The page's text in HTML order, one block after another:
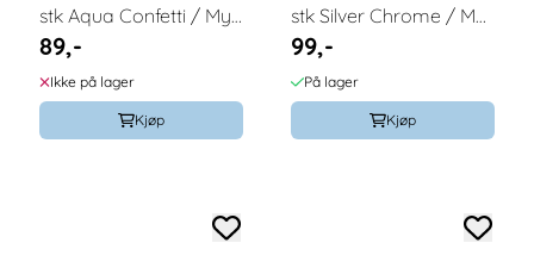
stk Aqua Confetti / My
Little Day
89,-
Ikke på lager
Kjøp
stk Silver Chrome / My
Little Day
99,-
På lager
Kjøp